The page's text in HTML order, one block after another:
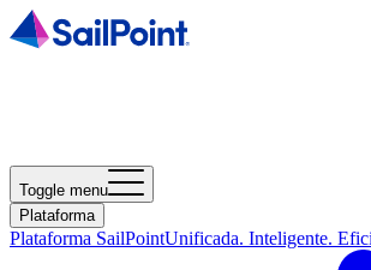
Toggle menu
Plataforma
Plataforma SailPointUnificada. Inteligente.